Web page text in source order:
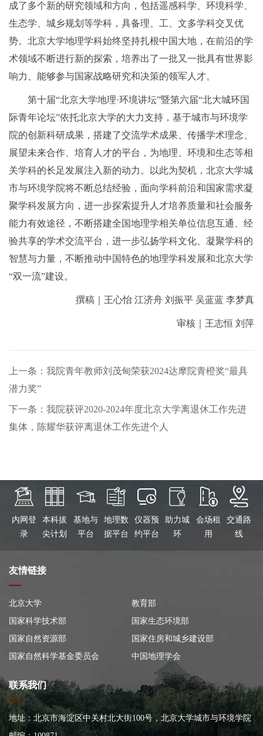
成了多个新的研究领域和方向，包括遥感科学、环境科学、
生态学、城乡规划等学科，具备理、工、文多学科交叉优
势。北京大学地理学科始终坚持扎根中国大地，在前沿的学
术领域不断进行新的探索，培养出了一批又一批具有世界影
响力、能够参与国家战略研究和决策的领军人才。
第十届“北京大学地理·环境讲坛”暨第六届“北大城环国
际青年论坛”依托北京大学的大力支持，基于城市与环境学
院的创新科研成果，搭建了交流学术成果、传播学术理念、
展望未来合作、培育人才的平台，为地理、环境和生态等相
关学科的长足发展注入新的动力。以此为契机，北京大学城
市与环境学院将不断总结经验，面向学科前沿和国家需求凝
聚学科发展方向，进一步探索提升人才培养质量和社会服务
能力有效途径，不断搭建全国地理学相关单位信息互通、经
验共享的学术交流平台，进一步弘扬学科文化、凝聚学科的
智慧与力量，不断推动中国特色的地理学科发展和北京大学
“双一流”建设。
撰稿｜王心怡 江济舟 刘振平 吴蓝蓝 李梦真
审核｜王志恒 刘萍
上一条：我院青年教师刘茂甸荣获2024达摩院青橙奖“最具
潜力奖”
下一条：我院获评2020-2024年度北京大学离退休工作先进
集体，陈耀华获评离退休工作先进个人
内网登
录
本科拔
尖计划
基地与
平台
地理数
据平台
仪器预
约平台
助力城
环
会场租
用
交通路
线
友情链接
北京大学
教育部
国家科学技术部
国家生态环境部
国家自然资源部
国家住房和城乡建设部
国家自然科学基金委员会
中国地理学会
联系我们
地址：北京市海淀区中关村北大街100号，北京大学城市与环境学院